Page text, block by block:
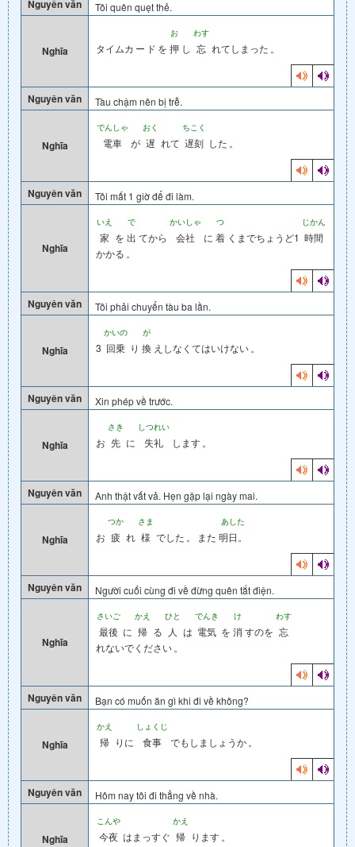
Nguyên văn Tôi quên quẹt thẻ.
Nghĩa タイムカ ー ド を
お
押 し
わす
忘 れてしまった 。
Nguyên văn Tàu chậm nên bị trễ.
Nghĩa
でんしゃ
電車 が
おく
遅 れて
ちこく
遅刻 した 。
Nguyên văn Tôi mất 1 giờ để đi làm.
Nghĩa
いえ
家 を
で
出 てから
かいしゃ
会社 に
つ
着 くまでちょうど1
じかん
時間
かかる 。
Nguyên văn Tôi phải chuyển tàu ba lần.
Nghĩa 3
かいの
回乗 り
が
換 えしなくてはいけない 。
Nguyên văn Xin phép về trước.
Nghĩa お
さき
先 に
しつれい
失礼 します 。
Nguyên văn Anh thật vất vả. Hẹn gặp lại ngày mai.
Nghĩa お
つか
疲 れ
さま
様 でした 。 また
あした
明日。
Nguyên văn Người cuối cùng đi về đừng quên tắt điện.
Nghĩa
さいご
最後 に
かえ
帰 る
ひと
人 は
でんき
電気 を
け
消すのを
わす
忘
れないでください 。
Nguyên văn Bạn có muốn ăn gì khi đi về không?
Nghĩa
かえ
帰 りに
しょくじ
食事 でもしましょうか 。
Nguyên văn Hôm nay tôi đi thẳng về nhà.
Nghĩa
こんや
今夜 はまっすぐ
かえ
帰 ります 。